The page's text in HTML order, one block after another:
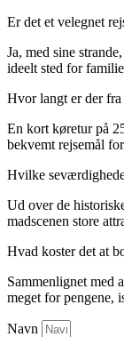
Er det et velegnet
Ja, med sine
ideelt sted for
Hvor langt er der
En kort køretur på
bekvemt rejsemål
Hvilke
Ud over de
madscenen store
Hvad koster det at
Sammenlignet med
meget for pengene,
Navn